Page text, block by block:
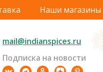
Наши магазины
mail@indianspices.ru
Подписка на новости